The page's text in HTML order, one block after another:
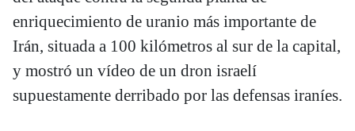
enriquecimiento de uranio más importante de
Irán, situada a 100 kilómetros al sur de la capital,
y mostró un vídeo de un dron israelí
supuestamente derribado por las defensas iraníes.